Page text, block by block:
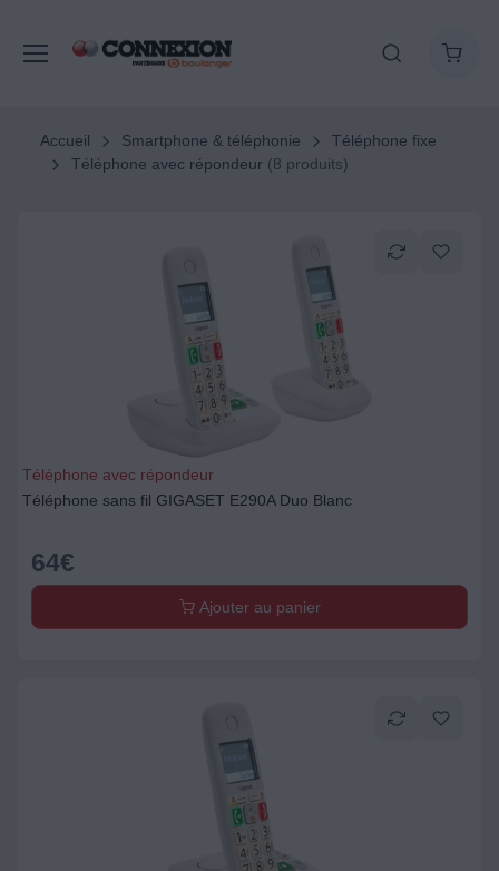
Accueil Smartphone & téléphonie
Téléphone fixe
Téléphone avec répondeur (8 produits)
Téléphone avec répondeur
Téléphone sans fil GIGASET E290A Duo Blanc
64€
Ajouter au panier